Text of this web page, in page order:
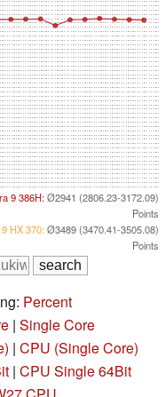
9 386H:Ø2941 (2806.23-3172.09)
Points
HX 370:Ø3489 (3470.41-3505.08)
Points
Percent
| Single Core
| CPU (Single Core)
| CPU Single 64Bit